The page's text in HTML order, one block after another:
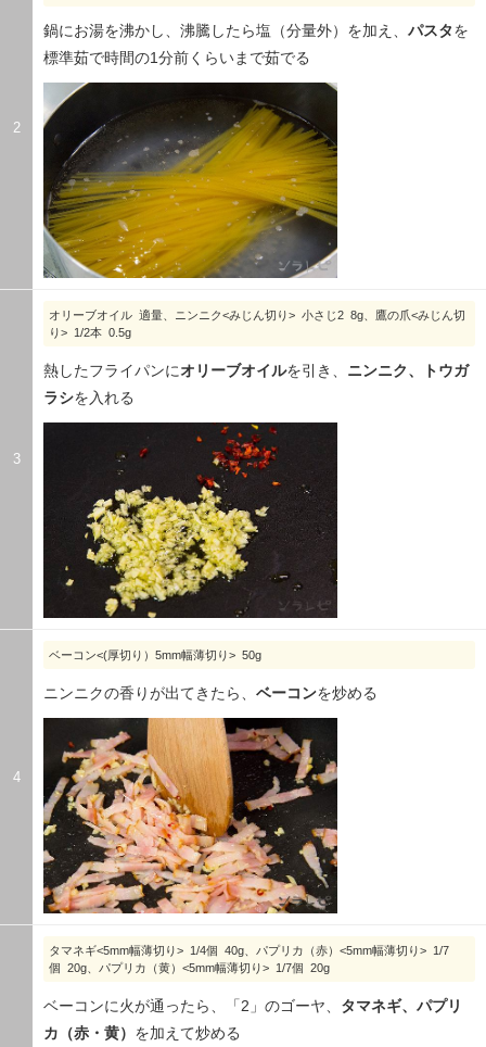
2
鍋にお湯を沸かし、沸騰したら塩（分量外）を加え、 パスタを
標準茹で時間の1分前くらいまで茹でる
3
オリーブオイル 適量、ニンニク<みじん切り> 小さじ2 8g、鷹の爪<みじん切
り> 1/2本 0.5g
熱したフライパンにオリーブオイルを引き、 ニンニク、トウガ
ラシを入れる
4
ベーコン<(厚切り）5mm幅薄切り> 50g
ニンニクの香りが出てきたら、 ベーコンを炒める
タマネギ<5mm幅薄切り> 1/4個 40g、パプリカ（赤）<5mm幅薄切り> 1/7
個 20g、パプリカ（黄）<5mm幅薄切り> 1/7個 20g
ベーコンに火が通ったら、「2」のゴーヤ、 タマネギ、パプリ
カ（赤・黄） を加えて炒める